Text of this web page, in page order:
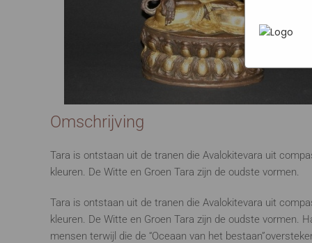
Omschrijving
Tara is ontstaan uit de tranen die Avalokitevara uit
kleuren. De Witte en Groen Tara zijn de oudste vormen.
Tara is ontstaan uit de tranen die Avalokitevara uit
kleuren. De Witte en Groen Tara zijn de oudste vormen.
mensen terwijl die de “Oceaan van het